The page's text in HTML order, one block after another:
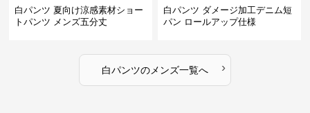
白パンツ 夏向け涼感素材ショー
トパンツ メンズ五分丈
白パンツ ダメージ加工デニム短
パン ロールアップ仕様
白パンツのメンズ一覧へ ›